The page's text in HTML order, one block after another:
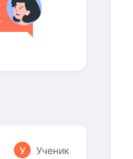
У Ученик